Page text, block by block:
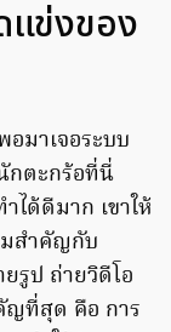
แข่งของ
มาเจอระบบ
กตะกร้อที่นี่
ได้ดีมาก เขาให้
มสำคัญกับ
รูป ถ่ายวิดีโอ
ญที่สุด คือ การ